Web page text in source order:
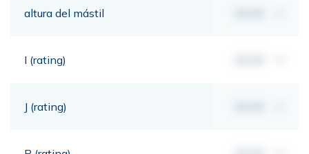
altura del mástil
I (rating)
J (rating)